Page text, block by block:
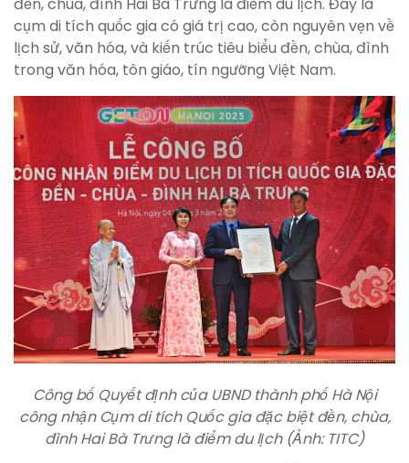
cụm di tích quốc gia có giá trị cao, còn nguyên vẹn về
lịch sử, văn hóa, và kiến trúc tiêu biểu đền, chùa, đình
trong văn hóa, tôn giáo, tín ngưỡng Việt Nam.
Công bố Quyết định của UBND thành phố Hà Nội
công nhận Cụm di tích Quốc gia đặc biệt đền, chùa,
đình Hai Bà Trưng là điểm du lịch (Ảnh: TITC)